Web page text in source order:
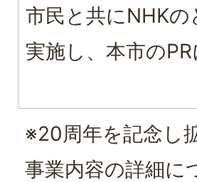
市民と共にNHK
実施し、本市の
※20周年を記念し
事業内容の詳細に